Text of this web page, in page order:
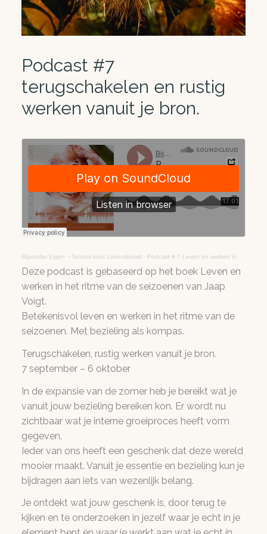
Podcast #7
terugschakelen en rustig
werken vanuit je bron.
Bijzonder Eigen ~ School voor Levenskunst · Podcast # 7 Leven en werken in het ritme van de seizoenen – 7 sept tot 6 okt
Deze podcast is gebaseerd op het boek Leven en
werken in het ritme van de seizoenen van Jaap
Voigt.
Betekenisvol leven en werken in het ritme van de
seizoenen. Met bezieling als kompas.
Terugschakelen, rustig werken vanuit je bron.
7 september – 6 oktober
In de expansie van de zomer heb je bereikt wat je
vanuit jouw bezieling bereiken kon. Er wordt nu
zichtbaar wat je interne groeiproces heeft vorm
gegeven.
Ieder van ons heeft een geschenk dat deze wereld
mooier maakt. Vanuit je essentie en bezieling kun je
bijdragen aan iets van wezenlijk belang.
Je ontdekt wat jouw geschenk is, door terug te
kijken en te onderzoeken in jezelf waar je echt in je